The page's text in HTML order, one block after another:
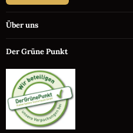
Über uns
Der Grüne Punkt